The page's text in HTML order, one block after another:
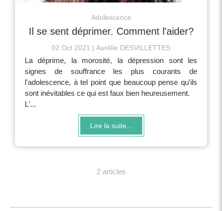
Adolescence
Il se sent déprimer. Comment l'aider?
02 Oct 2021 Aurélie DESVILLETTES
La déprime, la morosité, la dépression sont les
signes de souffrance les plus courants de
l'adolescence, à tel point que beaucoup pense qu'ils
sont inévitables ce qui est faux bien heureusement.
L'...
Lire la suite...
2 articles